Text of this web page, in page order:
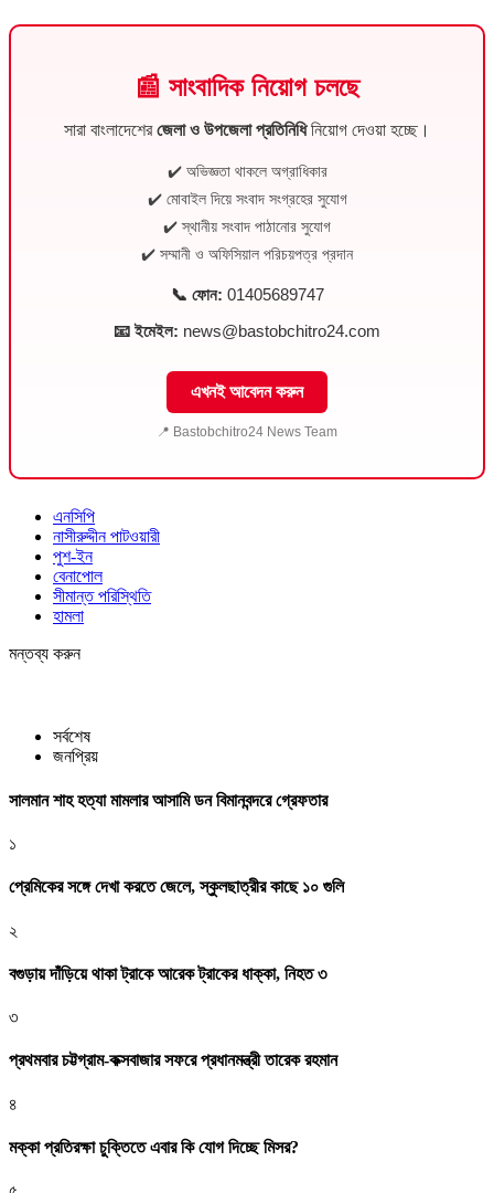
📰 সাংবাদিক নিয়োগ চলছে
সারা বাংলাদেশেরজেলা ও উপজেলা প্রতিনিধিনিয়োগ দেওয়া হচ্ছে।
✔️ অভিজ্ঞতা থাকলে অগ্রাধিকার
✔️ মোবাইল দিয়ে সংবাদ সংগ্রহের সুযোগ
✔️ স্থানীয় সংবাদ পাঠানোর সুযোগ
✔️ সম্মানী ও অফিসিয়াল পরিচয়পত্র প্রদান
📞 ফোন: 01405689747
📧 ইমেইল: news@bastobchitro24.com
এখনই আবেদন করুন
📍 Bastobchitro24 News Team
এনসিপি
নাসীরুদ্দীন পাটওয়ারী
পুশ-ইন
বেনাপোল
সীমান্ত পরিস্থিতি
হামলা
মন্তব্য করুন
সর্বশেষ
জনপ্রিয়
সালমান শাহ হত্যা মামলার আসামি ডন বিমানবন্দরে গ্রেফতার
১
প্রেমিকের সঙ্গে দেখা করতে জেলে, স্কুলছাত্রীর কাছে ১০ গুলি
২
বগুড়ায় দাঁড়িয়ে থাকা ট্রাকে আরেক ট্রাকের ধাক্কা, নিহত ৩
৩
প্রথমবার চট্টগ্রাম-কক্সবাজার সফরে প্রধানমন্ত্রী তারেক রহমান
৪
মক্কা প্রতিরক্ষা চুক্তিতে এবার কি যোগ দিচ্ছে মিসর?